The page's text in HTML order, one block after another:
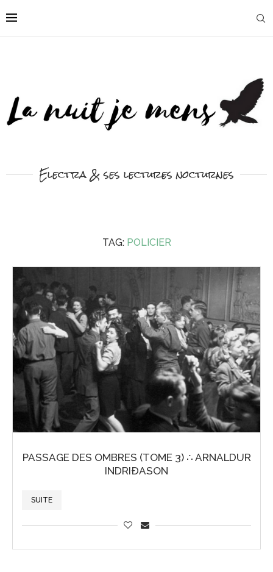
Electra & ses lectures nocturnes
TAG: POLICIER
PASSAGE DES OMBRES (TOME 3) ∴ ARNALDUR
INDRIÐASON
SUITE